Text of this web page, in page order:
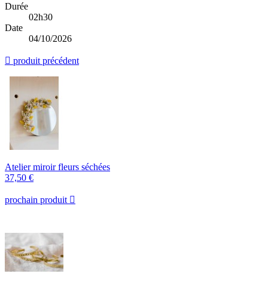
Durée
02h30
Date
04/10/2026
 produit précédent
Atelier miroir fleurs séchées
37,50 €
prochain produit 